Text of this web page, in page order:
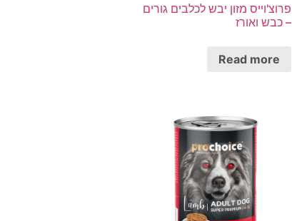
פרוצ'וייס מזון יבש לכלבים גורים
– כבש ואורז
Read more